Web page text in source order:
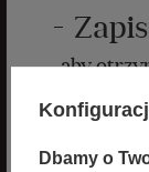
aby
Dbamy o